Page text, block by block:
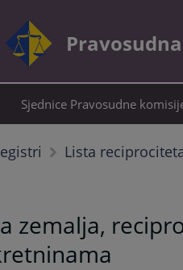
Sjednice Pravosudne
Lista
zemalja,